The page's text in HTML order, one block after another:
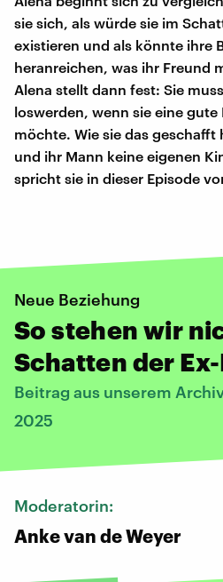
sie sich, als würde sie im
existieren und als könnte ihre
heranreichen, was ihr Freund
Alena stellt dann fest: Sie
loswerden, wenn sie eine
möchte. Wie sie das geschafft
und ihr Mann keine eigenen
spricht sie in dieser Episode
Neue Beziehung
So stehen wir
Schatten der
Beitrag aus unserem
2025
Moderatorin:
Anke van de Weyer